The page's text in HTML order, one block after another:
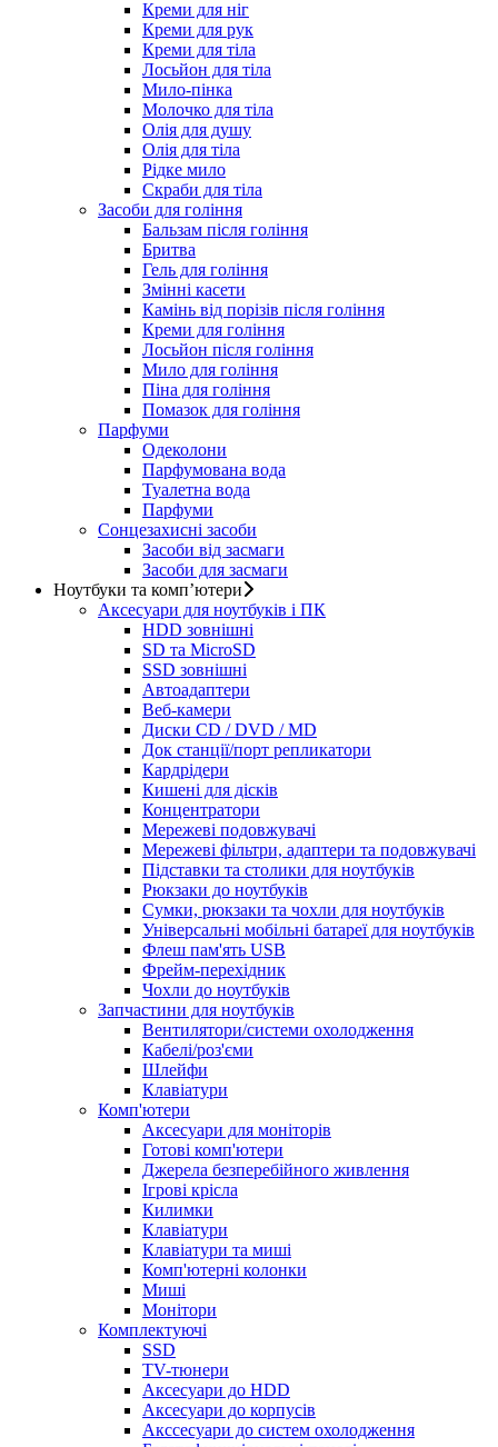
Креми для ніг
Креми для рук
Креми для тіла
Лосьйон для тіла
Мило-пінка
Молочко для тіла
Олія для душу
Олія для тіла
Рідке мило
Скраби для тіла
Засоби для гоління
Бальзам після гоління
Бритва
Гель для гоління
Змінні касети
Камінь від порізів після гоління
Креми для гоління
Лосьйон після гоління
Мило для гоління
Піна для гоління
Помазок для гоління
Парфуми
Одеколони
Парфумована вода
Туалетна вода
Парфуми
Сонцезахисні засоби
Засоби від засмаги
Засоби для засмаги
Ноутбуки та комп’ютери
Аксесуари для ноутбуків і ПК
HDD зовнішні
SD та MicroSD
SSD зовнішні
Автоадаптери
Веб-камери
Диски CD / DVD / MD
Док станції/порт репликатори
Кардрідери
Кишені для дісків
Концентратори
Мережеві подовжувачі
Мережеві фільтри, адаптери та подовжувачі
Підставки та столики для ноутбуків
Рюкзаки до ноутбуків
Сумки, рюкзаки та чохли для ноутбуків
Універсальні мобільні батареї для ноутбуків
Флеш пам'ять USB
Фрейм-перехідник
Чохли до ноутбуків
Запчастини для ноутбуків
Вентилятори/системи охолодження
Кабелі/роз'єми
Шлейфи
Клавіатури
Комп'ютери
Аксесуари для моніторів
Готові комп'ютери
Джерела безперебійного живлення
Ігрові крісла
Килимки
Клавіатури
Клавіатури та миші
Комп'ютерні колонки
Миші
Монітори
Комплектуючi
SSD
TV-тюнери
Аксесуари до HDD
Аксесуари до корпусів
Акссесуари до систем охолодження